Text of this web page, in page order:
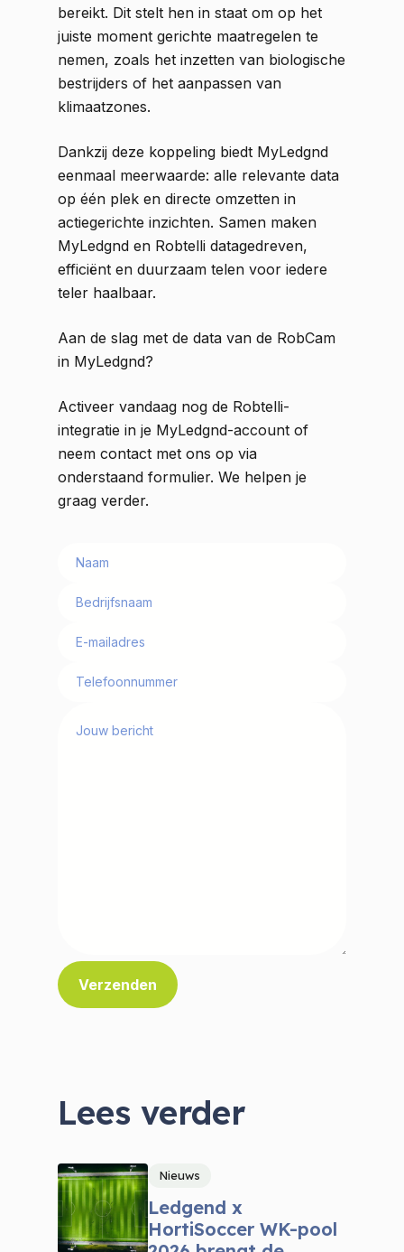
bereikt. Dit stelt hen in staat om op het
juiste moment gerichte maatregelen te
nemen, zoals het inzetten van biologische
bestrijders of het aanpassen van
klimaatzones.
Dankzij deze koppeling biedt MyLedgnd
eenmaal meerwaarde: alle relevante data
op één plek en directe omzetten in
actiegerichte inzichten. Samen maken
MyLedgnd en Robtelli datagedreven,
efficiënt en duurzaam telen voor iedere
teler haalbaar.
Aan de slag met de data van de RobCam
in MyLedgnd?
Activeer vandaag nog de Robtelli-
integratie in je MyLedgnd-account of
neem contact met ons op via
onderstaand formulier. We helpen je
graag verder.
Lees verder
Nieuws
Ledgend x
HortiSoccer WK-pool